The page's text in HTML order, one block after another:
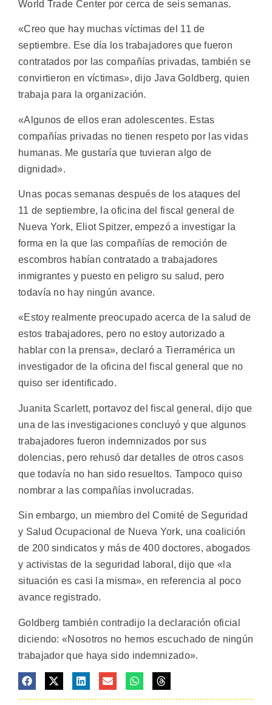
World Trade Center por cerca de seis semanas.
«Creo que hay muchas víctimas del 11 de
septiembre. Ese día los trabajadores que fueron
contratados por las compañías privadas, también se
convirtieron en víctimas», dijo Java Goldberg, quien
trabaja para la organización.
«Algunos de ellos eran adolescentes. Estas
compañías privadas no tienen respeto por las vidas
humanas. Me gustaría que tuvieran algo de
dignidad».
Unas pocas semanas después de los ataques del
11 de septiembre, la oficina del fiscal general de
Nueva York, Eliot Spitzer, empezó a investigar la
forma en la que las compañías de remoción de
escombros habían contratado a trabajadores
inmigrantes y puesto en peligro su salud, pero
todavía no hay ningún avance.
«Estoy realmente preocupado acerca de la salud de
estos trabajadores, pero no estoy autorizado a
hablar con la prensa», declaró a Tierramérica un
investigador de la oficina del fiscal general que no
quiso ser identificado.
Juanita Scarlett, portavoz del fiscal general, dijo que
una de las investigaciones concluyó y que algunos
trabajadores fueron indemnizados por sus
dolencias, pero rehusó dar detalles de otros casos
que todavía no han sido resueltos. Tampoco quiso
nombrar a las compañías involucradas.
Sin embargo, un miembro del Comité de Seguridad
y Salud Ocupacional de Nueva York, una coalición
de 200 sindicatos y más de 400 doctores, abogados
y activistas de la seguridad laboral, dijo que «la
situación es casi la misma», en referencia al poco
avance registrado.
Goldberg también contradijo la declaración oficial
diciendo: «Nosotros no hemos escuchado de ningún
trabajador que haya sido indemnizado».